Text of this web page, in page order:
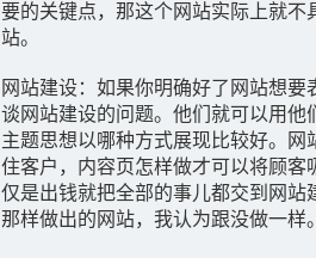
要的关键点，那这个网站实际上就不
站。
网站建设：如果你明确好了网站想
谈网站建设的问题。他们就可以用
主题思想以哪种方式展现比较好。网
住客户，内容页怎样做才可以将顾
仅是出钱就把全部的事儿都交到网
那样做出的网站，我认为跟没做一样。